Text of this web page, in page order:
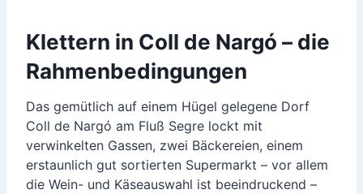
Klettern in Coll de Nargó – die
Rahmenbedingungen
Das gemütlich auf einem Hügel gelegene Dorf
Coll de Nargó am Fluß Segre lockt mit
verwinkelten Gassen, zwei Bäckereien, einem
erstaunlich gut sortierten Supermarkt – vor allem
die Wein- und Käseauswahl ist beeindruckend –